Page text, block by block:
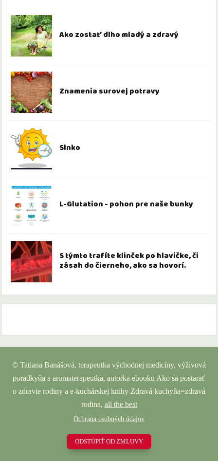
Ako zostať dlho mladý a zdravý
Znamenia surovej potravy
Slnko
L-Glutation - pohon pre naše bunky
S týmto trafíte klinček po hlavičke, či
zásah do čierneho, ako sa hovorí.
© Tatiana Banášová, terapeutka východnej medicíny, výživová
poradkyňa a aromaterapeutka, autorka ebooku Ako sa postarať
o zdravie rodiny a e-kuchárskej knihy Zdravá kuchyňa=zdravá
rodina, all the best
Ochrana osobných údajov
ODSTÚPIŤ OD ZMLUVY